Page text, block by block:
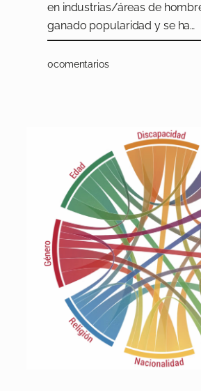
en industrias/áreas de
ganado popularidad y se ha…
0comentarios